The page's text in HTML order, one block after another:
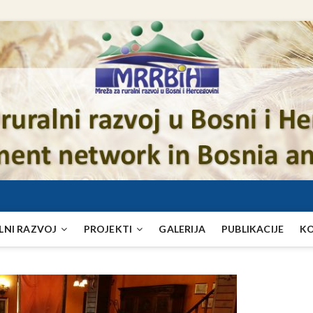
RAZVOJ PROJEKTI GALERIJA PUBLIKACIJE